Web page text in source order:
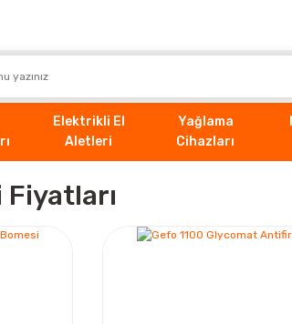
Elektrikli El
Aletleri
Yağlama
Cihazları